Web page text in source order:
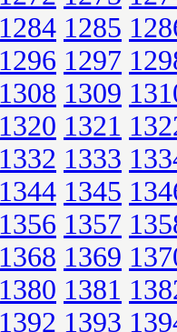
1284 1285
1296 1297
1308 1309
1320 1321
1332 1333
1344 1345
1356 1357
1368 1369
1380 1381
1392 1393